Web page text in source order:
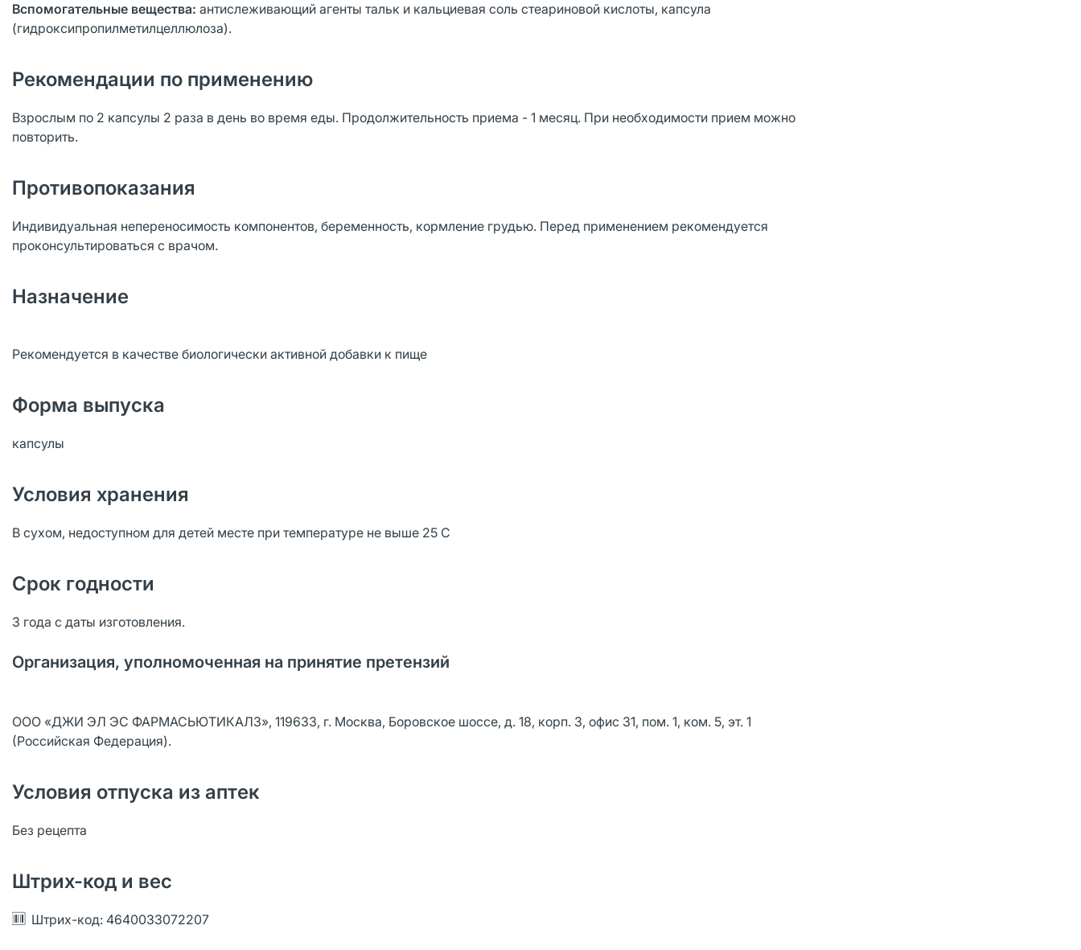
Вспомогательные вещества: антислеживающий агенты тальк и кальциевая соль стеариновой кислоты, капсула
(гидроксипропилметилцеллюлоза).
Рекомендации по применению
Взрослым по 2 капсулы 2 раза в день во время еды. Продолжительность приема - 1 месяц. При необходимости прием можно
повторить.
Противопоказания
Индивидуальная непереносимость компонентов, беременность, кормление грудью. Перед применением рекомендуется
проконсультироваться с врачом.
Назначение
Рекомендуется в качестве биологически активной добавки к пище
Форма выпуска
капсулы
Условия хранения
В сухом, недоступном для детей месте при температуре не выше 25 С
Срок годности
3 года с даты изготовления.
Организация, уполномоченная на принятие претензий
ООО «ДЖИ ЭЛ ЭС ФАРМАСЬЮТИКАЛЗ», 119633, г. Москва, Боровское шоссе, д. 18, корп. 3, офис 31, пом. 1, ком. 5, эт. 1
(Российская Федерация).
Условия отпуска из аптек
Без рецепта
Штрих-код и вес
Штрих-код: 4640033072207